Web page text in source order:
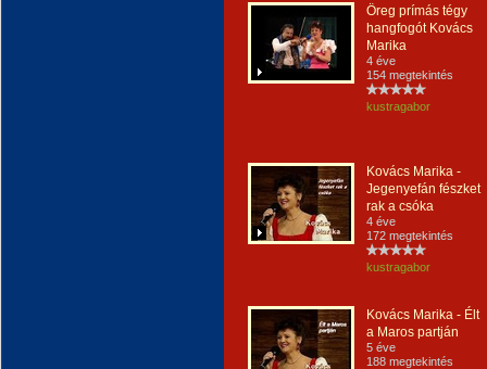
Öreg prímás tégy
hangfogót Kovács
Marika
4 éve
154 megtekintés
kustragabor
Kovács Marika -
Jegenyefán fészket
rak a csóka
4 éve
172 megtekintés
kustragabor
Kovács Marika - Élt
a Maros partján
5 éve
188 megtekintés